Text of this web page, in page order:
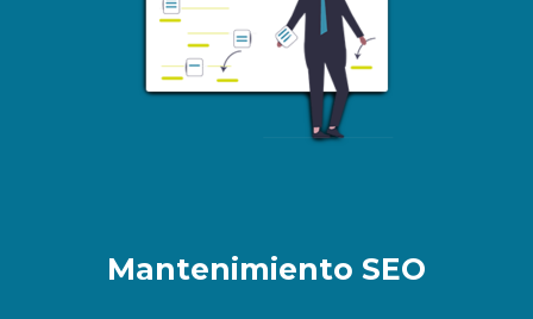
Mantenimiento SEO